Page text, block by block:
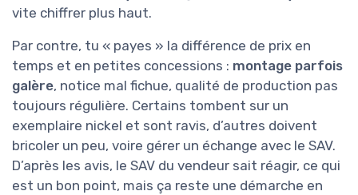
vite chiffrer plus haut.
Par contre, tu « payes » la différence de prix en
temps et en petites concessions : montage parfois
galère, notice mal fichue, qualité de production pas
toujours régulière. Certains tombent sur un
exemplaire nickel et sont ravis, d’autres doivent
bricoler un peu, voire gérer un échange avec le SAV.
D’après les avis, le SAV du vendeur sait réagir, ce qui
est un bon point, mais ça reste une démarche en